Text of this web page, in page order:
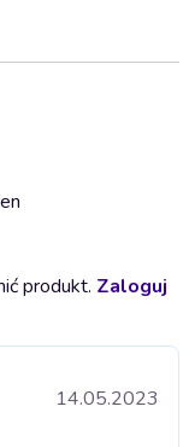
produkt. Zaloguj
14.05.2023